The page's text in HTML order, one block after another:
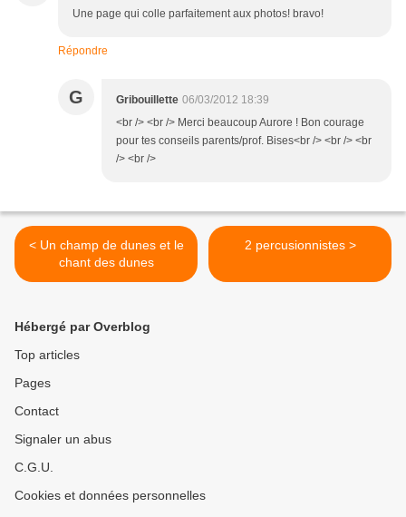
Une page qui colle parfaitement aux photos! bravo!
Répondre
G Gribouillette 06/03/2012 18:39
<br /> <br /> Merci beaucoup Aurore ! Bon courage
pour tes conseils parents/prof. Bises<br /> <br /> <br
/> <br />
< Un champ de dunes et le
chant des dunes
2 percusionnistes >
Hébergé par Overblog
Top articles
Pages
Contact
Signaler un abus
C.G.U.
Cookies et données personnelles